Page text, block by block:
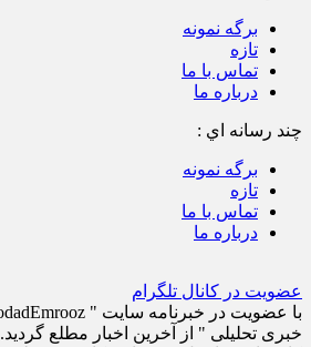
برگه نمونه
تازه
تماس با ما
درباره ما
چند رسانه اي :
برگه نمونه
تازه
تماس با ما
درباره ما
عضویت در کانال تلگرام
خبری تحلیلی " از آخرین اخبار مطلع گردید.